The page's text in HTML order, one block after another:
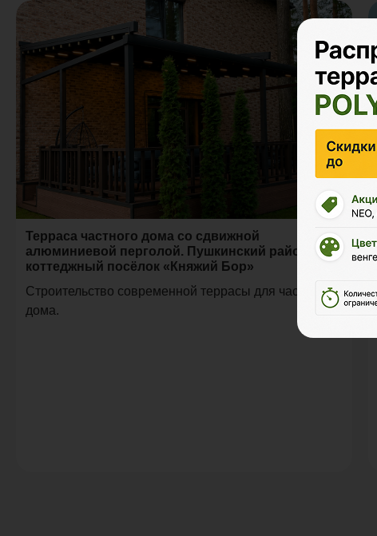
Терраса частного дома со сдвижной
алюминиевой перголой. Пушкинский район,
коттеджный посёлок «Княжий Бор»
Строительство современной террасы для частного
дома.